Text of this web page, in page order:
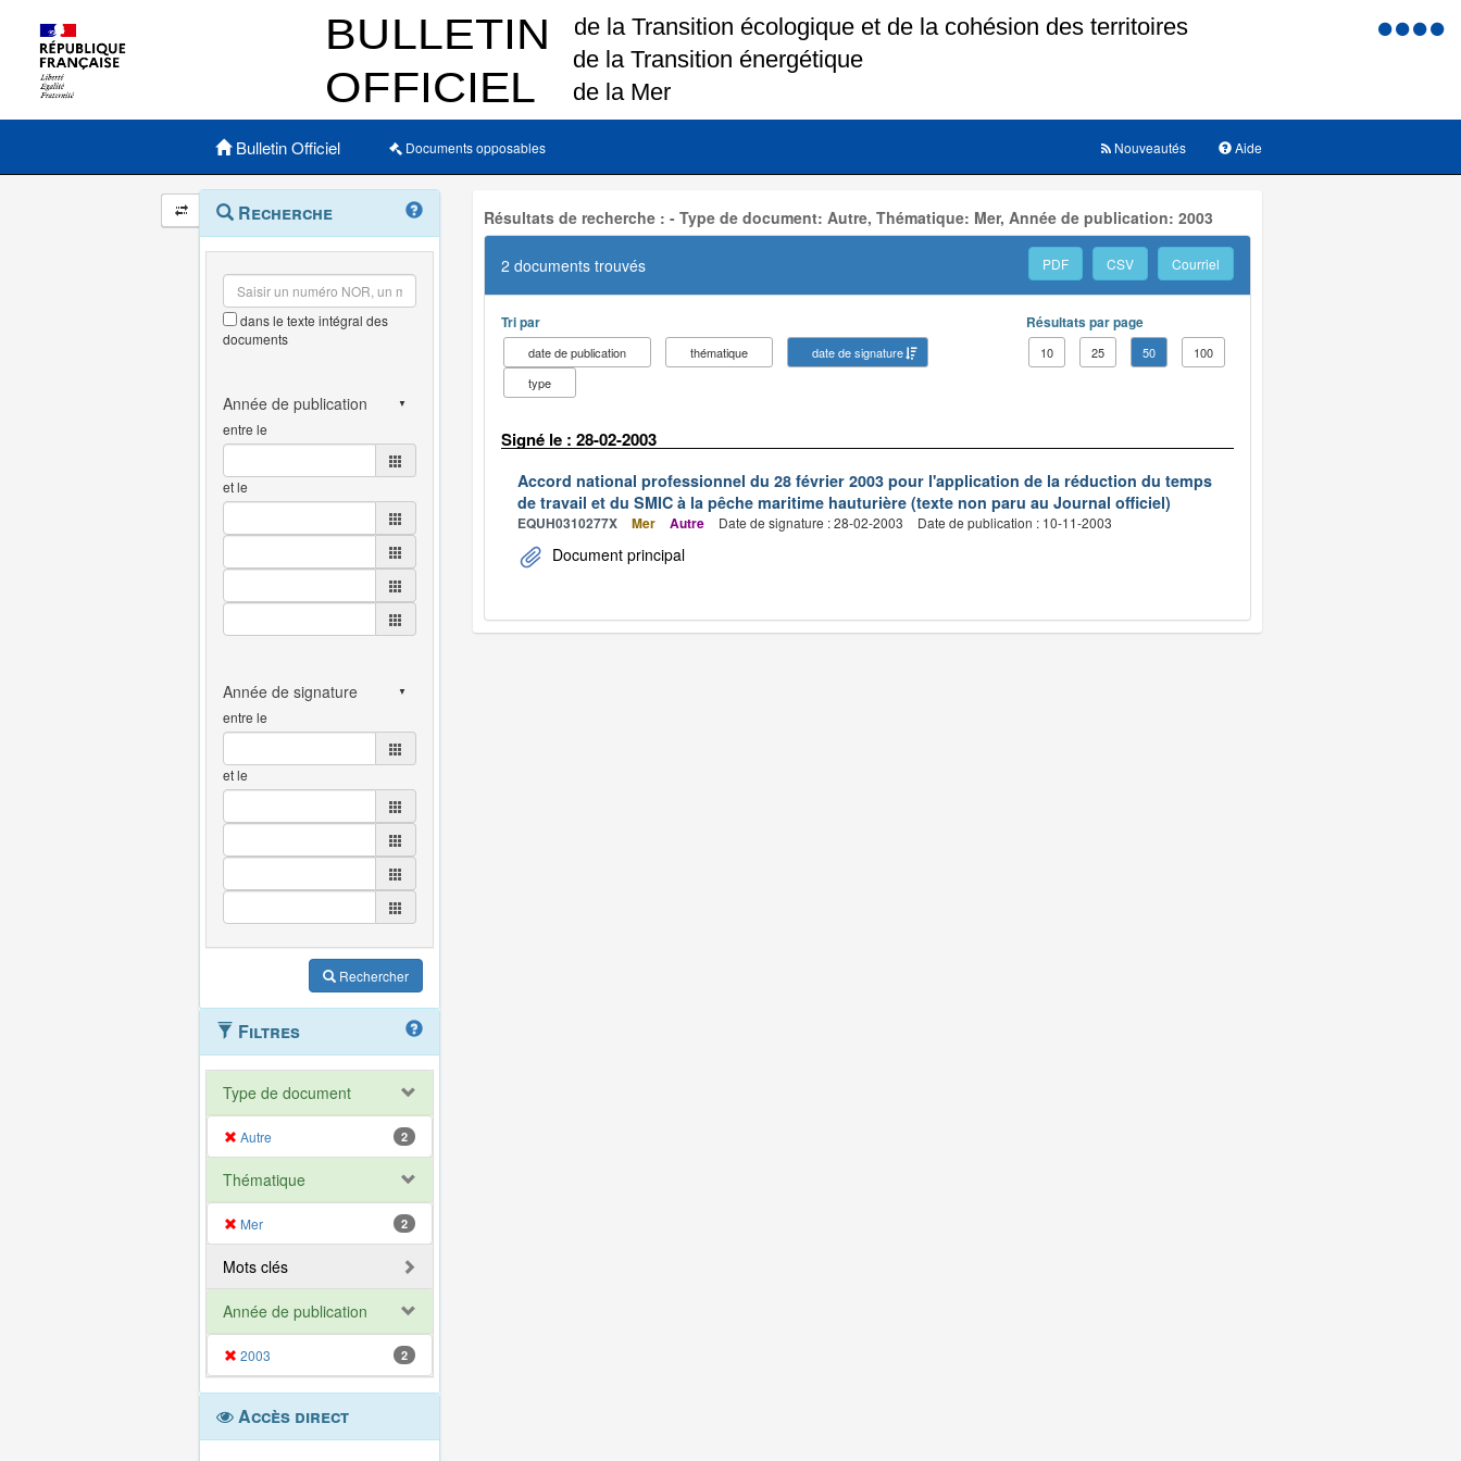
Menu
Menu principal
Bulletin Officiel Documents opposables Aide
Nouveautés
Navigation
et
outils
annexes
Menu
contextuel
Recherche
dans le texte intégral des
documents
entre le
et le
entre le
et le
Rechercher
Filtres
Type de document
Autre 2
Thématique
Mer 2
Mots clés
Année de publication
2003 2
Accès direct
Résultats de recherche : - Type de document: Autre, Thématique: Mer, Année de publication: 2003
2 documents trouvés PDF CSV Courriel
Tri par
date de publication thématique
date de signature
type
Résultats par page
10 25 50 100
Signé le : 28-02-2003
Accord national professionnel du 28 février 2003 pour l'application de la réduction du temps
de travail et du SMIC à la pêche maritime hauturière (texte non paru au Journal officiel)
EQUH0310277X Mer Autre Date de signature : 28-02-2003 Date de publication : 10-11-2003
Document principal